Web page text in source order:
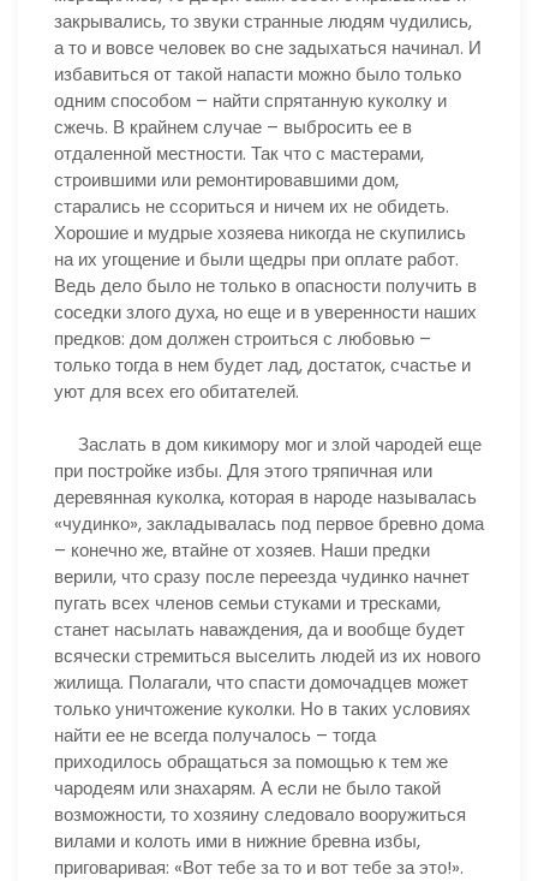
закрывались, то звуки странные людям чудились,
а то и вовсе человек во сне задыхаться начинал. И
избавиться от такой напасти можно было только
одним способом – найти спрятанную куколку и
сжечь. В крайнем случае – выбросить ее в
отдаленной местности. Так что с мастерами,
строившими или ремонтировавшими дом,
старались не ссориться и ничем их не обидеть.
Хорошие и мудрые хозяева никогда не скупились
на их угощение и были щедры при оплате работ.
Ведь дело было не только в опасности получить в
соседки злого духа, но еще и в уверенности наших
предков: дом должен строиться с любовью –
только тогда в нем будет лад, достаток, счастье и
уют для всех его обитателей.
Заслать в дом кикимору мог и злой чародей еще
при постройке избы. Для этого тряпичная или
деревянная куколка, которая в народе называлась
«чудинко», закладывалась под первое бревно дома
– конечно же, втайне от хозяев. Наши предки
верили, что сразу после переезда чудинко начнет
пугать всех членов семьи стуками и тресками,
станет насылать наваждения, да и вообще будет
всячески стремиться выселить людей из их нового
жилища. Полагали, что спасти домочадцев может
только уничтожение куколки. Но в таких условиях
найти ее не всегда получалось – тогда
приходилось обращаться за помощью к тем же
чародеям или знахарям. А если не было такой
возможности, то хозяину следовало вооружиться
вилами и колоть ими в нижние бревна избы,
приговаривая: «Вот тебе за то и вот тебе за это!».